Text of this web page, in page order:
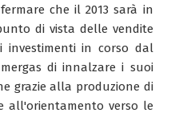
che il 2013 sarà in
di vista delle vendite
investimenti in corso dal
di innalzare i suoi
grazie alla produzione di
all'orientamento verso le